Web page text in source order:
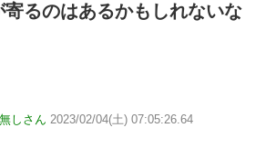
るのはあるかもしれないな
しさん 2023/02/04(土) 07:05:26.64